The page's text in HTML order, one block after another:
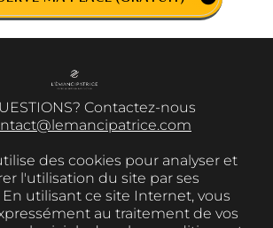
Contactez-nous
des cookies pour analyser et
l'utilisation du site par ses
utilisant ce site Internet, vous
au traitement de vos